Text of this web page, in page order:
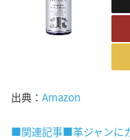
出典： Amazon
■関連記事■革ジャンに